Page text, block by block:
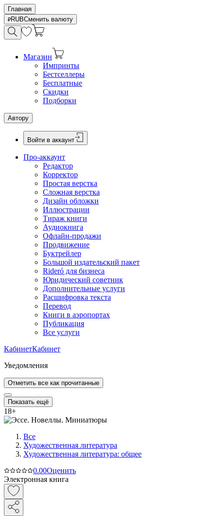
Главная
RUBСменить валюту
Магазин
Импринты
Бестселлеры
Бесплатные
Скидки
Подборки
Автору
Войти в аккаунт
Про-аккаунт
Редактор
Корректор
Простая верстка
Сложная верстка
Дизайн обложки
Иллюстрации
Тираж книги
Аудиокнига
Офлайн-продажи
Продвижение
Буктрейлер
Большой издательский пакет
Rideró для бизнеса
Юридический советник
Дополнительные услуги
Расшифровка текста
Перевод
Книги в аэропортах
Публикация
Все услуги
КабинетКабинет
Уведомления
Отметить все как прочитанные
Показать ещё
18+
Все
Художественная литература
Художественная литература: общее
0.00Оценить
Электронная книга